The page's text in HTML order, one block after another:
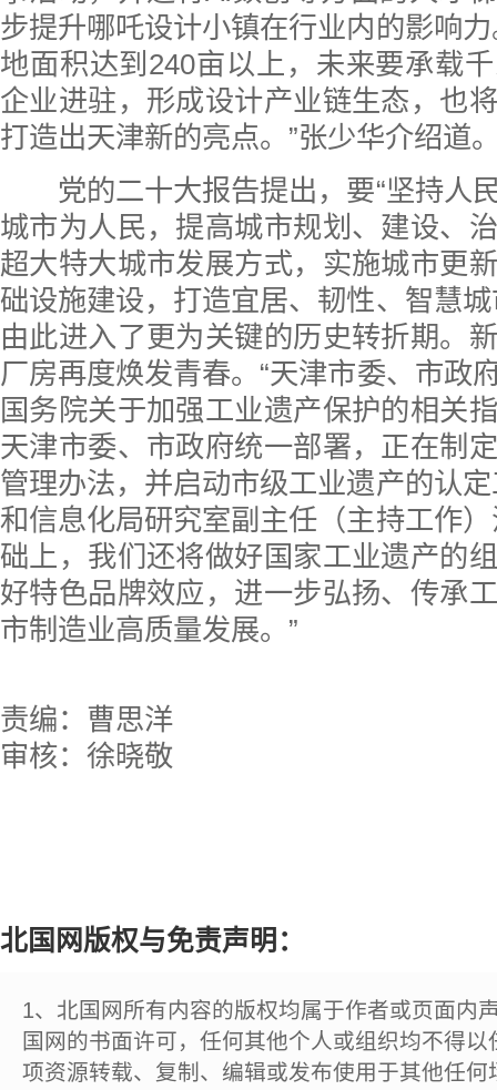
步提升哪吒设计小镇在行业内的影响
地面积达到240亩以上，未来要承载
企业进驻，形成设计产业链生态，也
打造出天津新的亮点。”张少华介绍道
党的二十大报告提出，要“坚持人
城市为人民，提高城市规划、建设、
超大特大城市发展方式，实施城市更
础设施建设，打造宜居、韧性、智慧
由此进入了更为关键的历史转折期。
厂房再度焕发青春。“天津市委、市政
国务院关于加强工业遗产保护的相关
天津市委、市政府统一部署，正在制
管理办法，并启动市级工业遗产的认
和信息化局研究室副主任（主持工作
础上，我们还将做好国家工业遗产的
好特色品牌效应，进一步弘扬、传承
市制造业高质量发展。”
责编：曹思洋
审核：徐晓敬
北国网版权与免责声明：
1、北国网所有内容的版权均属于作者或页面内
国网的书面许可，任何其他个人或组织均不得
项资源转载、复制、编辑或发布使用于其他任